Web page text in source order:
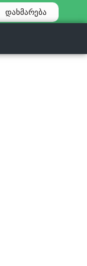
დახმარება